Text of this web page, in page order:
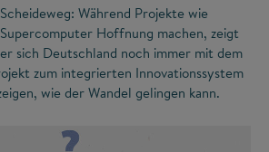
Während Projekte wie
Hoffnung machen, zeigt
sich Deutschland noch immer mit dem
zum integrierten Innovationssystem
wie der Wandel gelingen kann.